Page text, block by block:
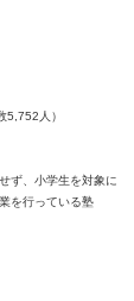
5,752人）
ず、小学生を対象に
を行っている塾